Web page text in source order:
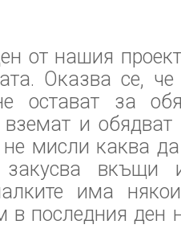
от нашия
Оказва се,
остават за
вземат и
не мисли каква
вкъщи
има
в последния ден